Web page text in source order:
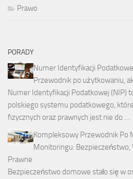
Prawo
PORADY
Numer Identyfikacji
Przewodnik po użytkowaniu,
Numer Identyfikacji Podatkowej (NIP)
polskiego systemu podatkowego,
fizycznych oraz prawnych jest nie do …
Kompleksowy Przewodnik Po
Monitoringu: Bezpieczeństwo,
Prawne
Bezpieczeństwo domowe stało się w